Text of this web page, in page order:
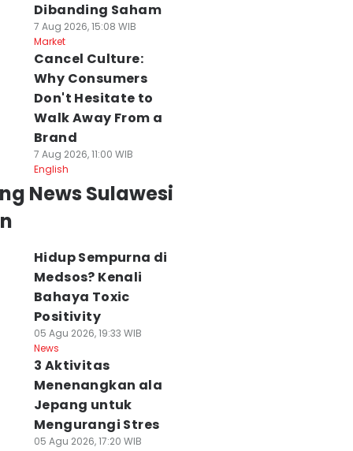
Dibanding Saham
7 Aug 2026, 15:08 WIB
Market
Cancel Culture:
Why Consumers
Don't Hesitate to
Walk Away From a
Brand
7 Aug 2026, 11:00 WIB
English
News Sulawesi
Hidup Sempurna di
Medsos? Kenali
Bahaya Toxic
Positivity
05 Agu 2026, 19:33 WIB
News
3 Aktivitas
Menenangkan ala
Jepang untuk
Mengurangi Stres
05 Agu 2026, 17:20 WIB